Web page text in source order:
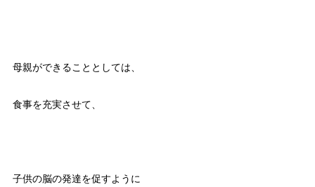
母親ができることとしては、
食事を充実させて、
子供の脳の発達を促すように